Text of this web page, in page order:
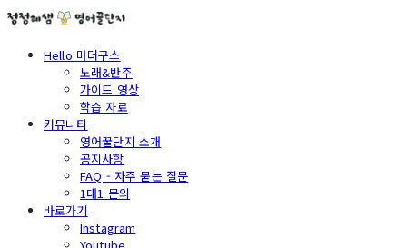
Hello 마더구스
노래&반주
가이드 영상
학습 자료
커뮤니티
영어꿀단지 소개
공지사항
FAQ - 자주 묻는 질문
1대1 문의
바로가기
Instagram